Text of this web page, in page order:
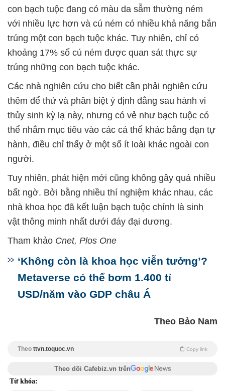
con bạch tuộc đang có màu da sẫm thường ném
với nhiều lực hơn và cú ném có nhiều khả năng bắn
trúng một con bạch tuộc khác. Tuy nhiên, chỉ có
khoảng 17% số cú ném được quan sát thực sự
trúng những con bạch tuộc khác.
Các nhà nghiên cứu cho biết cần phải nghiên cứu
thêm để thử và phân biệt ý định đằng sau hành vi
thủy sinh kỳ lạ này, nhưng có vẻ như bạch tuộc có
thể nhắm mục tiêu vào các cá thể khác bằng đạn tự
hành, điều chỉ thấy ở một số ít loài khác ngoài con
người.
Tuy nhiên, phát hiện mới cũng không gây quá nhiều
bất ngờ. Bởi bằng nhiều thí nghiệm khác nhau, các
nhà khoa học đã kết luận bạch tuộc chính là sinh
vật thông minh nhất dưới đáy đại dương.
Tham khảo Cnet, Plos One
‘Không còn là khoa học viễn tưởng’?
Metaverse có thể bơm 1.400 tỉ
USD/năm vào GDP châu Á
Theo Bảo Nam
Theo ttvn.toquoc.vn Copy link
Theo dõi Cafebiz.vn trên
Từ khóa: